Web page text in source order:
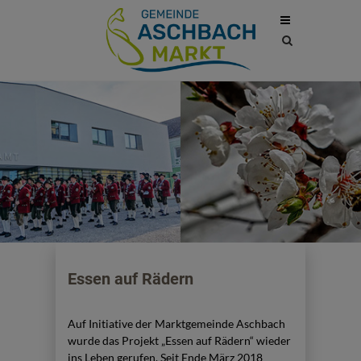
Site
Essen auf Rädern
Auf Initiative der Marktgemeinde Aschbach
wurde das Projekt „Essen auf Rädern“ wieder
ins Leben gerufen. Seit Ende März 2018